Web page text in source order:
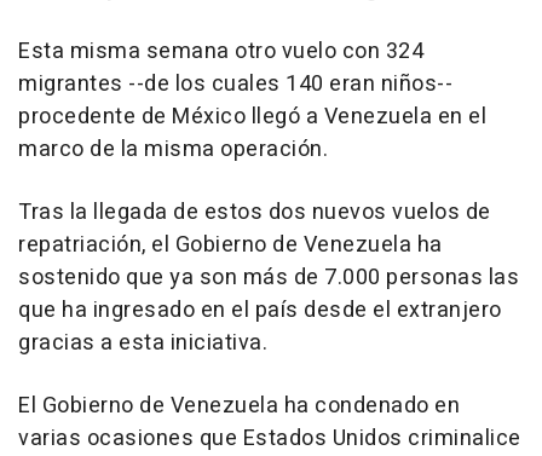
Esta misma semana otro vuelo con 324
migrantes --de los cuales 140 eran niños--
procedente de México llegó a Venezuela en el
marco de la misma operación.
Tras la llegada de estos dos nuevos vuelos de
repatriación, el Gobierno de Venezuela ha
sostenido que ya son más de 7.000 personas las
que ha ingresado en el país desde el extranjero
gracias a esta iniciativa.
El Gobierno de Venezuela ha condenado en
varias ocasiones que Estados Unidos criminalice